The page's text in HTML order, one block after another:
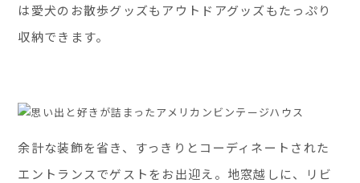
は愛犬のお散歩グッズもアウトドアグッズもたっぷり
収納できます。
余計な装飾を省き、すっきりとコーディネートされた
エントランスでゲストをお出迎え。地窓越しに、リビ